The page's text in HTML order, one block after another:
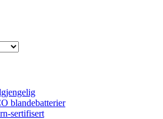
blandebatterier
sertifisert